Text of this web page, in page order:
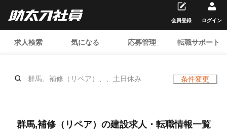
求人検索 気になる 応募管理 転職サポート
会員登録 ログイン
群馬、補修（リペア）、、土日休み 条件変更
群馬,補修（リペア）の建設求人・転職情報一覧